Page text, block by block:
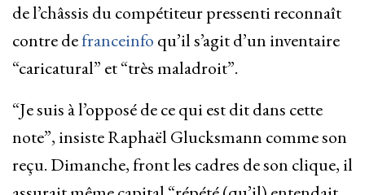
de l’châssis du compétiteur pressenti reconnaît
contre defranceinfo qu’il s’agit d’un inventaire
“caricatural” et “très maladroit”.
“Je suis à l’opposé de ce qui est dit dans cette
note”, insiste Raphaël Glucksmann comme son
reçu. Dimanche, front les cadres de son clique, il